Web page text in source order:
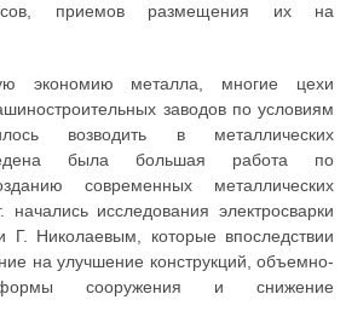
приемов размещения их на
экономию металла, многие цехи
заводов по условиям
возводить в металлических
была большая работа по
современных металлических
начались исследования электросварки
Николаевым, которые впоследствии
на улучшение конструкций, объемно-
формы сооружения и снижение